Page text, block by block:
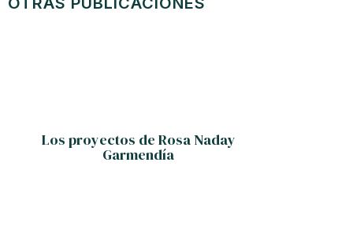
Los proyectos de Rosa Naday
Garmendía